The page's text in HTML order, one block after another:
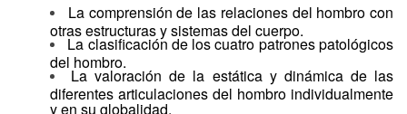
La comprensión de las relaciones del hombro con
otras estructuras y sistemas del cuerpo.
La clasificación de los cuatro patrones patológicos
del hombro.
La valoración de la estática y dinámica de las
diferentes articulaciones del hombro individualmente
y en su globalidad.